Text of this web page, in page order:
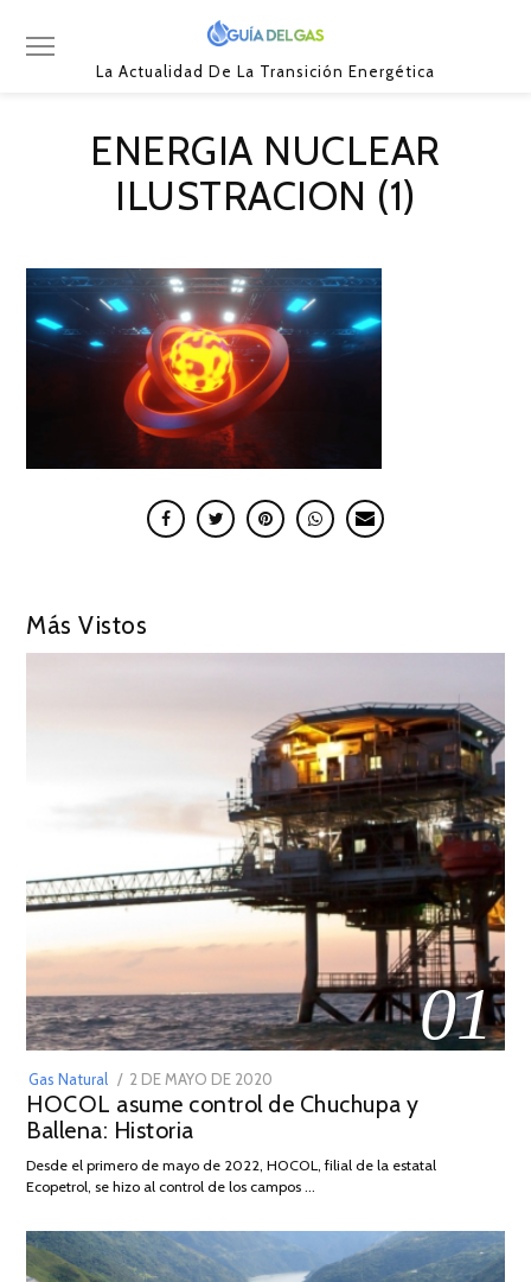
La Actualidad De La Transición Energética
ENERGIA NUCLEAR
ILUSTRACION (1)
Más Vistos
01
Gas Natural
POSTED
ON
2 DE MAYO DE 2020
DE
2026
HOCOL asume control de Chuchupa y
Ballena: Historia
Desde el primero de mayo de 2022, HOCOL, filial de la estatal
Ecopetrol, se hizo al control de los campos …